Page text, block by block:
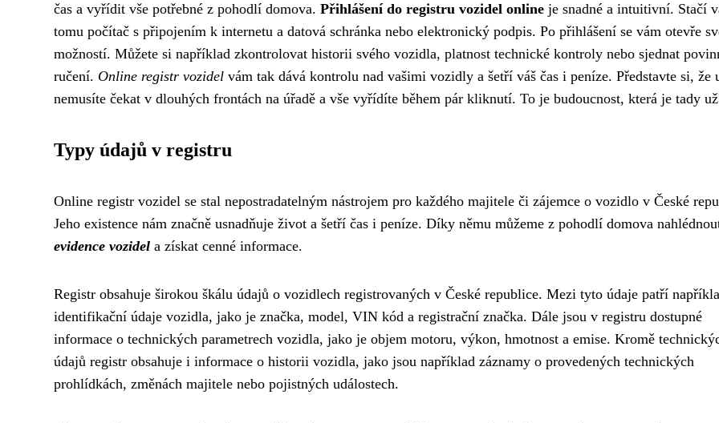
čas a vyřídit vše potřebné z pohodlí domova. Přihlášení do registru vozidel online je snadné a intuitivní. Stačí
tomu počítač s připojením k internetu a datová schránka nebo elektronický podpis. Po přihlášení se vám otevře
možností. Můžete si například zkontrolovat historii svého vozidla, platnost technické kontroly nebo sjednat
ručení. Online registr vozidel vám tak dává kontrolu nad vašimi vozidly a šetří váš čas i peníze. Představte si, že
nemusíte čekat v dlouhých frontách na úřadě a vše vyřídíte během pár kliknutí. To je budoucnost, která je tady
Typy údajů v registru
Online registr vozidel se stal nepostradatelným nástrojem pro každého majitele či zájemce o vozidlo v České
Jeho existence nám značně usnadňuje život a šetří čas i peníze. Díky němu můžeme z pohodlí domova
evidence vozidel a získat cenné informace.
Registr obsahuje širokou škálu údajů o vozidlech registrovaných v České republice. Mezi tyto údaje patří
identifikační údaje vozidla, jako je značka, model, VIN kód a registrační značka. Dále jsou v registru dostupné
informace o technických parametrech vozidla, jako je objem motoru, výkon, hmotnost a emise. Kromě
údajů registr obsahuje i informace o historii vozidla, jako jsou například záznamy o provedených technických
prohlídkách, změnách majitele nebo pojistných událostech.